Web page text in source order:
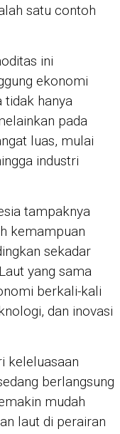
satu contoh
ini
ekonomi
tidak hanya
pada
luas, mulai
industri
tampaknya
kemampuan
sekadar
yang sama
berkali-kali
dan inovasi
keleluasaan
berlangsung
mudah
laut di perairan